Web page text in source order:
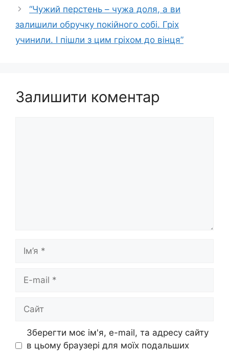
“Чужий перстень – чужа доля, а ви
залишили обручку пoкiйнoгo собі. Гріх
учинили. І пішли з цим гріхом до вінця”
Залишити коментар
Ім’я
Сайт
Зберегти моє ім'я, e-mail, та адресу сайту
в цьому браузері для моїх подальших